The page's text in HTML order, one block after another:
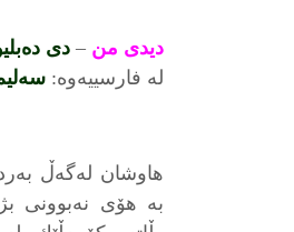
ديدى من – دى
لە فارسييەوە:
هاوشان لەگەڵ
بە هۆى نەبوونى